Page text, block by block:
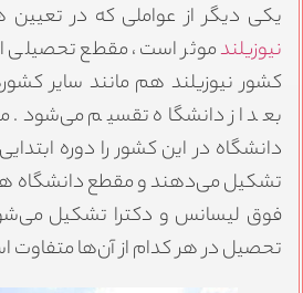
دیگر از عواملی که در تعیین
موثر است، مقطع تحصیلی
نیوزیلند هم مانند سایر
از دانشگاه تقسیم می‌شود.
در این کشور را دوره ابتدایی،
می‌دهند و مقطع دانشگاه هم
لیسانس و دکترا تشکیل می‌شود
در هر کدام از آن‌ها متفاوت